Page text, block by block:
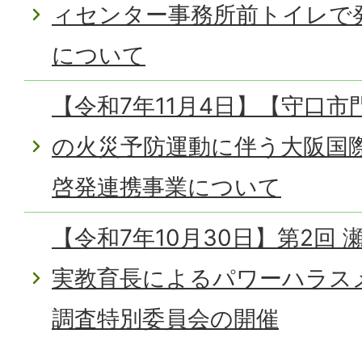
ィセンター事務所前トイレ
について
【令和7年11月4日】【守口
の火災予防運動に伴う大阪国
啓発連携事業について
【令和7年10月30日】第2回
実教育長によるパワーハラ
調査特別委員会の開催